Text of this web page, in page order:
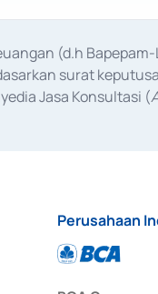
(d.h Bapepam-
surat
Jasa Konsultasi (
Perusahaan